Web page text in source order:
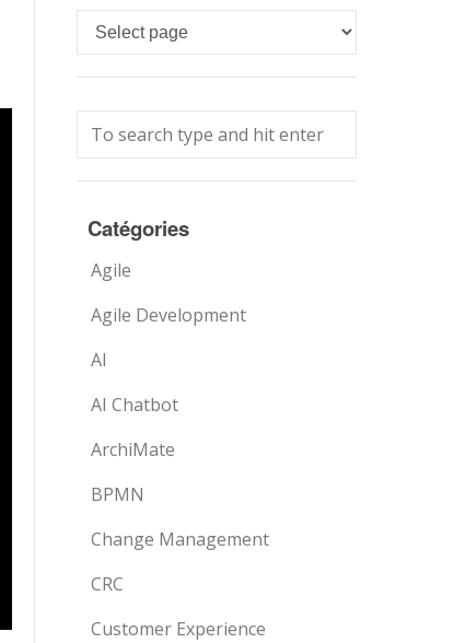
Languages
Catégories
Agile
Agile Development
AI
AI Chatbot
ArchiMate
BPMN
Change Management
CRC
Customer Experience